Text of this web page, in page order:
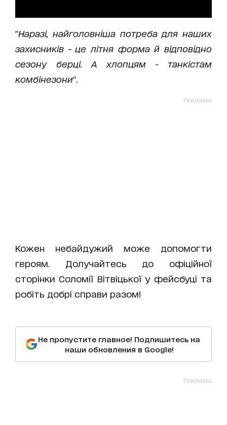
"Наразі, найголовніша потреба для наших
захисників - це літня форма й відповідно
сезону берці. А хлопцям - танкістам
комбінезони".
Реклама
Кожен небайдужий може допомогти
героям. Долучайтесь до офіційної
сторінки Соломії Вітвіцької у фейсбуці та
робіть добрі справи разом!
Не пропустите главное! Подпишитесь на
наши обновления в Google!
Реклама